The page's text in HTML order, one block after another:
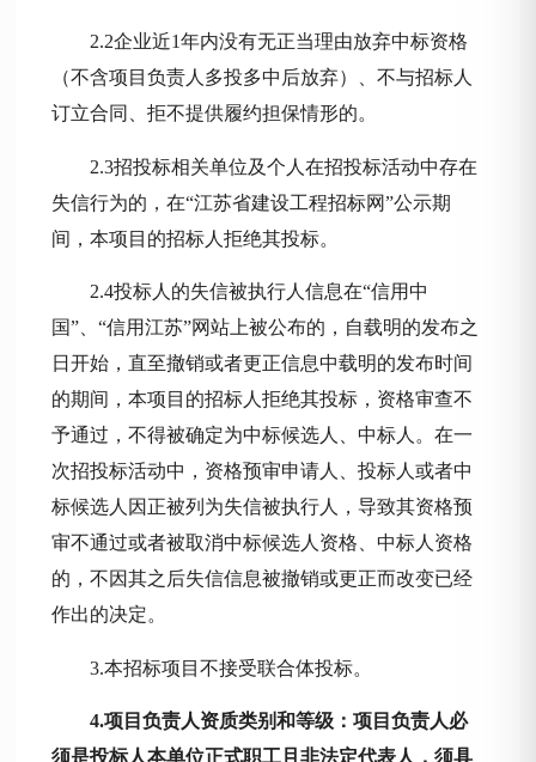
2.2企业近1年内没有无正当理由放弃中标资格
（不含项目负责人多投多中后放弃）、不与招标人
订立合同、拒不提供履约担保情形的。
2.3招投标相关单位及个人在招投标活动中存在
失信行为的，在“江苏省建设工程招标网”公示期
间，本项目的招标人拒绝其投标。
2.4投标人的失信被执行人信息在“信用中
国”、“信用江苏”网站上被公布的，自载明的发布之
日开始，直至撤销或者更正信息中载明的发布时间
的期间，本项目的招标人拒绝其投标，资格审查不
予通过，不得被确定为中标候选人、中标人。在一
次招投标活动中，资格预审申请人、投标人或者中
标候选人因正被列为失信被执行人，导致其资格预
审不通过或者被取消中标候选人资格、中标人资格
的，不因其之后失信信息被撤销或更正而改变已经
作出的决定。
3.本招标项目不接受联合体投标。
4.项目负责人资质类别和等级：项目负责人必
须是投标人本单位正式职工且非法定代表人，须具